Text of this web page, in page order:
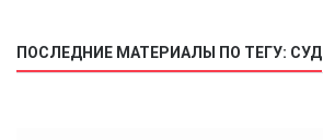
ПОСЛЕДНИЕ МАТЕРИАЛЫ ПО ТЕГУ: СУД